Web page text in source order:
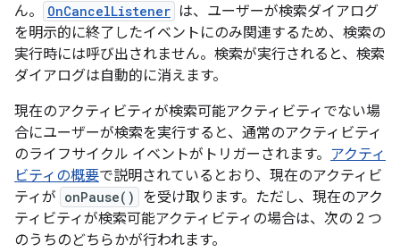
ん。
OnCancelListener は、ユーザーが検索ダイアログ
を明示的に終了したイベントにのみ関連するため、検索の
実行時には呼び出されません。検索が実行されると、検索
ダイアログは自動的に消えます。
現在のアクティビティが検索可能アクティビティでない場
合にユーザーが検索を実行すると、通常のアクティビティ
のライフサイクル イベントがトリガーされます。 アクティ
ビティの概要で説明されているとおり、現在のアクティビ
ティが onPause()
を受け取ります。ただし、現在のアク
ティビティが検索可能アクティビティの場合は、次の 2 つ
のうちのどちらかが行われます。